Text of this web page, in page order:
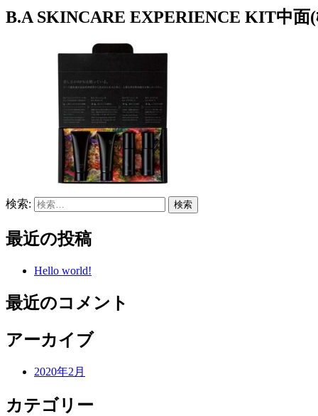
B.A SKINCARE EXPERIENCE KIT中面(
検索:
最近の投稿
Hello world!
最近のコメント
アーカイブ
2020年2月
カテゴリー